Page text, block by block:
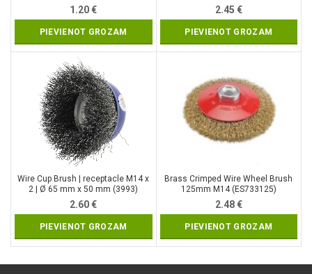
1.20€
PIEVIENOT GROZAM
2.45 €
PIEVIENOT GROZAM
Wire Cup Brush | receptacle M14 x
2 | Ø 65 mm x 50 mm (3993)
2.60€
PIEVIENOT GROZAM
Brass Crimped Wire Wheel Brush
125mm M14 (ES733125)
2.48€
PIEVIENOT GROZAM